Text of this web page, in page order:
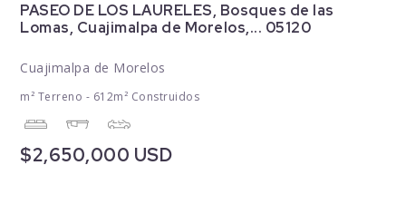
PASEO DE LOS LAURELES, Bosques de las
Lomas, Cuajimalpa de Morelos,... 05120
Cuajimalpa de Morelos
m² Terreno - 612m² Construidos
$2,650,000 USD